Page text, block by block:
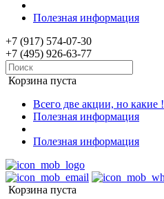
Полезная информация
+7 (917) 574-07-30
+7 (495) 926-63-77
Корзина пуста
Всего две акции, но какие !
Полезная информация
Полезная информация
Корзина пуста